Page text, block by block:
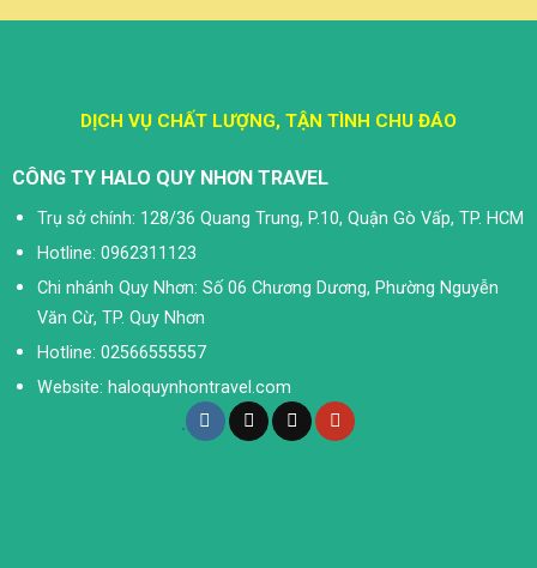
DỊCH VỤ CHẤT LƯỢNG, TẬN TÌNH CHU ĐÁO
CÔNG TY HALO QUY NHƠN TRAVEL
Trụ sở chính: 128/36 Quang Trung, P.10, Quận Gò Vấp, TP. HCM
Hotline: 0962311123
Chi nhánh Quy Nhơn: Số 06 Chương Dương, Phường Nguyễn
Văn Cừ, TP. Quy Nhơn
Hotline: 02566555557
Website: haloquynhontravel.com